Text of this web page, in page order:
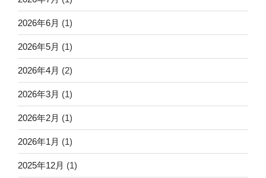
2026年6月 (1)
2026年5月 (1)
2026年4月 (2)
2026年3月 (1)
2026年2月 (1)
2026年1月 (1)
2025年12月 (1)